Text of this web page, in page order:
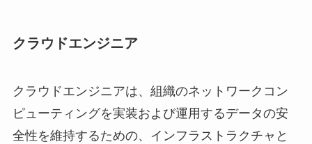
クラウドエンジニア
クラウドエンジニアは、組織のネットワークコン
ピューティングを実装および運用するデータの安
全性を維持するための、インフラストラクチャと